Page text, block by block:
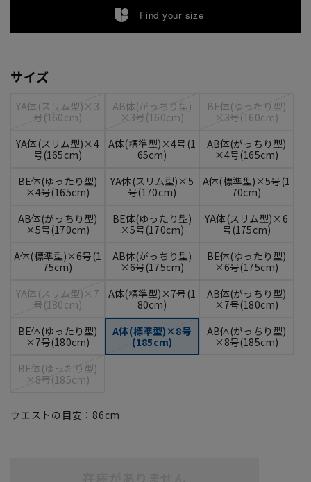
Find your size
サイズ
YA体(スリム型)×3
号(160cm)
AB体(がっちり型)
×3号(160cm)
BE体(ゆったり型)
×3号(160cm)
YA体(スリム型)×4
号(165cm)
A体(標準型)×4号(1
65cm)
AB体(がっちり型)
×4号(165cm)
BE体(ゆったり型)
×4号(165cm)
YA体(スリム型)×5
号(170cm)
A体(標準型)×5号(1
70cm)
AB体(がっちり型)
×5号(170cm)
BE体(ゆったり型)
×5号(170cm)
YA体(スリム型)×6
号(175cm)
A体(標準型)×6号(1
75cm)
AB体(がっちり型)
×6号(175cm)
BE体(ゆったり型)
×6号(175cm)
YA体(スリム型)×7
号(180cm)
A体(標準型)×7号(1
80cm)
AB体(がっちり型)
×7号(180cm)
BE体(ゆったり型)
×7号(180cm)
A体(標準型)×8号
(185cm)
AB体(がっちり型)
×8号(185cm)
BE体(ゆったり型)
×8号(185cm)
ウエストの目安： 86cm